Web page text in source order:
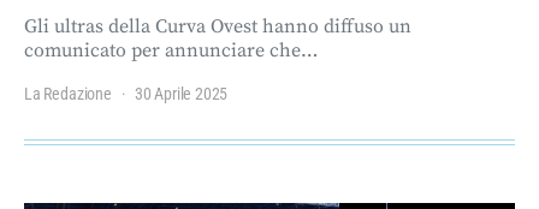
Gli ultras della Curva Ovest hanno diffuso un
comunicato per annunciare che…
La Redazione 30 Aprile 2025